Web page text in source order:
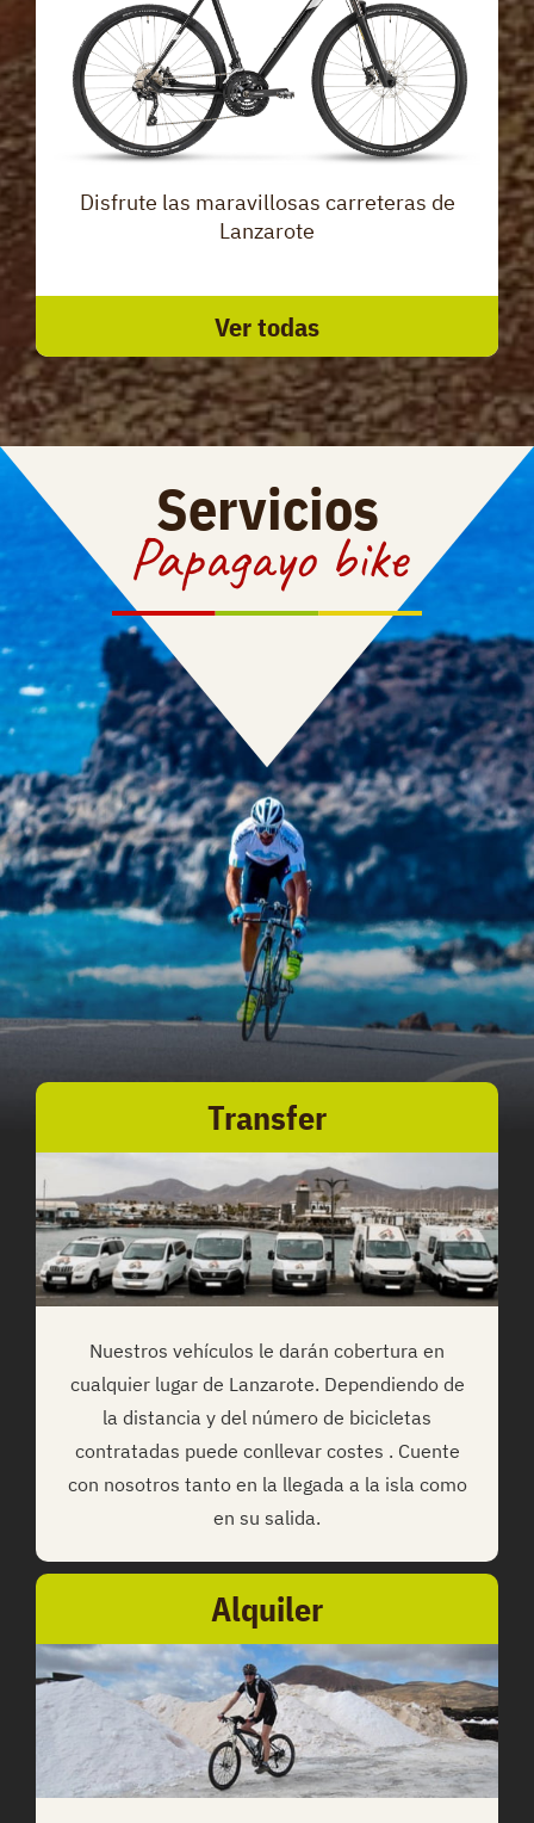
Disfrute las maravillosas carreteras de
Lanzarote
Ver todas
Servicios
Papagayo bike
Transfer
Nuestros vehículos le darán cobertura en
cualquier lugar de Lanzarote. Dependiendo de
la distancia y del número de bicicletas
contratadas puede conllevar costes . Cuente
con nosotros tanto en la llegada a la isla como
en su salida.
Alquiler